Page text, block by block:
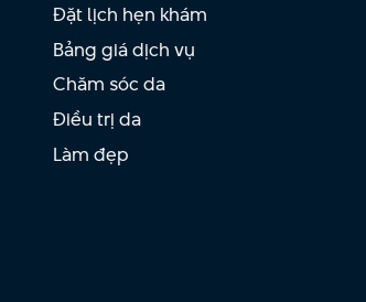
Đặt lịch hẹn khám
Bảng giá dịch vụ
Chăm sóc da
Điều trị da
Làm đẹp